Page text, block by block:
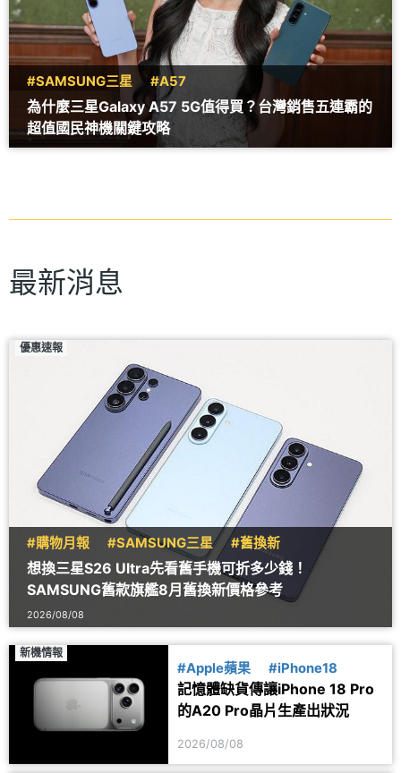
#SAMSUNG三星 #A57
為什麼三星Galaxy A57 5G值得買？台灣銷售五連霸的
超值國民神機關鍵攻略
最新消息
優惠速報
#購物月報 #SAMSUNG三星 #舊換新
想換三星S26 Ultra先看舊手機可折多少錢！
SAMSUNG舊款旗艦8月舊換新價格參考
2026/08/08
新機情報
#Apple蘋果 #iPhone18
記憶體缺貨傳讓iPhone 18 Pro
的A20 Pro晶片生產出狀況
2026/08/08